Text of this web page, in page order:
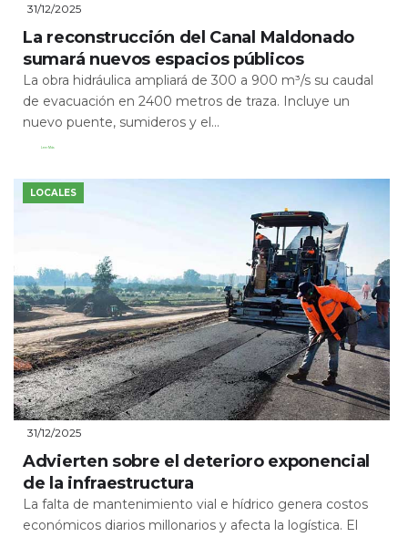
31/12/2025
La reconstrucción del Canal Maldonado
sumará nuevos espacios públicos
La obra hidráulica ampliará de 300 a 900 m³/s su caudal
de evacuación en 2400 metros de traza. Incluye un
nuevo puente, sumideros y el...
Leer Más
LOCALES
31/12/2025
Advierten sobre el deterioro exponencial
de la infraestructura
La falta de mantenimiento vial e hídrico genera costos
económicos diarios millonarios y afecta la logística. El